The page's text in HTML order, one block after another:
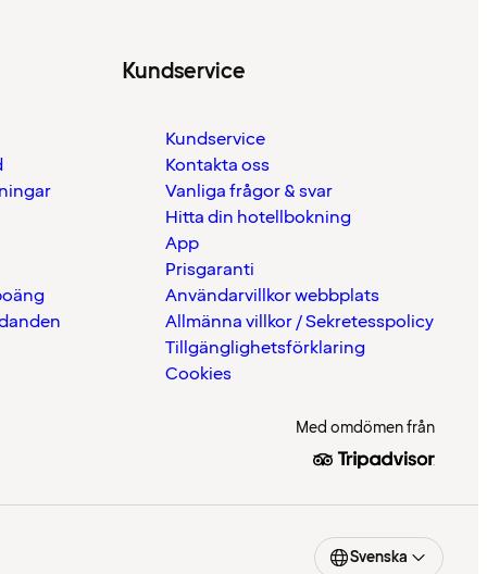
Kundservice
Kundservice
Kontakta oss
Vanliga frågor & svar
Hitta din hotellbokning
App
Prisgaranti
Användarvillkor webbplats
Allmänna villkor / Sekretesspolicy
Tillgänglighetsförklaring
Cookies
Med omdömen från
Svenska